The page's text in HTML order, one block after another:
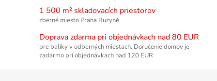
1 500 m² skladovacích priestorov
zberné miesto Praha Ruzyně
Doprava zdarma pri objednávkach nad 80 EUR
pre balíky v odberných miestach. Doručenie domov je
zadarmo pri objednávkach nad 120 EUR